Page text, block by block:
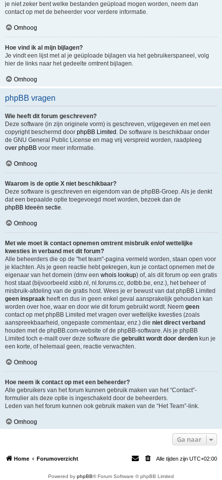
je niet zeker bent welke bestanden geüpload mogen worden, neem dan
contact op met de beheerder voor verdere informatie.
Omhoog
Hoe vind ik al mijn bijlagen?
Je vindt een lijst met al je geüploade bijlagen via het gebruikerspaneel, volg
hier de links naar het gedeelte omtrent bijlagen.
Omhoog
phpBB vragen
Wie heeft dit forum geschreven?
Deze software (in zijn originele vorm) is geschreven, vrijgegeven en met een
copyright beschermd door phpBB Limited . De software is beschikbaar onder
de GNU General Public License en mag vrij verspreid worden, raadpleeg
over phpBB voor meer informatie.
Omhoog
Waarom is de optie X niet beschikbaar?
Deze software is geschreven en eigendom van de phpBB-Groep. Als je denkt
dat een bepaalde optie toegevoegd moet worden, bezoek dan de
phpBB Ideeën sectie.
Omhoog
Met wie moet ik contact opnemen omtrent misbruik en/of wettelijke
kwesties in verband met dit forum?
Alle beheerders die op de "het team"-pagina vermeld worden, staan open voor
je klachten. Als je geen reactie hebt gekregen, kun je contact opnemen met de
eigenaar van het domein (dmv een whois lookup) of, als dit forum op een gratis
host staat (bijvoorbeeld xsbb.nl, nl.forums.cc, dotbb.be, enz.), het beheer of
misbruik-afdeling van de gratis host. Wees je er bewust van dat phpBB Limited
geen inspraak heeft en dus in geen enkel geval aansprakelijk gehouden kan
worden over hoe, waar en door wie dit forum gebruikt wordt. Neem geen
contact op met phpBB Limited met vragen over wettelijke kwesties (zoals
aanspreekbaarheid, ongepaste commentaar, enz.) die niet direct verband
houden met de phpBB.com-website of de phpBB-software. Als je phpBB
Limited toch e-mailt over deze software die gebruikt wordt door derden kun je
een korte, of helemaal geen, reactie verwachten.
Omhoog
Hoe neem ik contact op met een beheerder?
Alle gebruikers van het forum kunnen gebruik maken van het “Contact”-
formulier als deze optie is ingeschakeld door de beheerders.
Leden van het forum kunnen ook gebruik maken van de “Het Team”-link.
Omhoog
Ga naar
Home Forumoverzicht Alle tijden zijn UTC+02:00
Powered by phpBB® Forum Software © phpBB Limited